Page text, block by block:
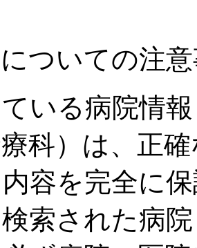
ついての注
いる病院情
科）は、正
容を完全に
索された病